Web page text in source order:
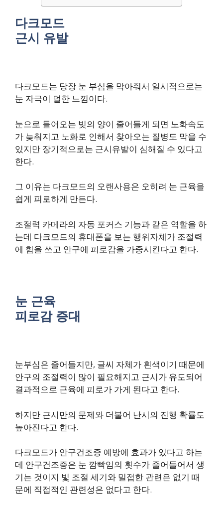
다크모드
근시 유발
다크모드는 당장 눈 부심을 막아줘서 일시적으로는
눈 자극이 덜한 느낌이다.
눈으로 들어오는 빚의 양이 줄어들게 되면 노화속도
가 늦춰지고 노화로 인해서 찾아오는 질병도 막을 수
있지만 장기적으로는 근시유발이 심해질 수 있다고
한다.
그 이유는 다크모드의 오랜사용은 오히려 눈 근육을
쉽게 피로하게 만든다.
조절력 카메라의 자동 포커스 기능과 같은 역할을 하
는데 다크모드의 휴대폰을 보는 행위자체가 조절력
에 힘을 쓰고 안구에 피로감을 가중시킨다고 한다.
눈 근육
피로감 증대
눈부심은 줄어들지만, 글씨 자체가 흰색이기 때문에
안구의 조절력이 많이 필요해지고 근시가 유도되어
결과적으로 근육에 피로가 가게 된다고 한다.
하지만 근시만의 문제와 더불어 난시의 진행 확률도
높아진다고 한다.
다크모드가 안구건조증 예방에 효과가 있다고 하는
데 안구건조증은 눈 깜빡임의 횟수가 줄어들어서 생
기는 것이지 빛 조절 세기와 밀접한 관련은 없기 때
문에 직접적인 관련성은 없다고 한다.